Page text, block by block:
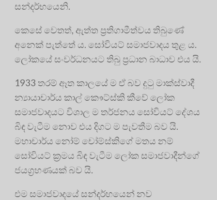
සන්දර්භයෙනි.
කෙසේ වෙතත්, ඇත්ත ප්‍රතිගාමීත්වය තිබුණේ
අනෙක් පැත්තේ ය. සෝවියට් සමාජවාදය තුළ ය.
ලෝකයේ සංවර්ධනයට තිබු ප්‍රධාන බාධාව එය යි.
1933 තරම් ඈත කාලයේ ම ඒ බව දුටු මාක්ස්වාදී
න්‍යායාචාර්ය කාල් කෞට්ස්කි කීවේ ලෝක
සමාජවාදයට විශාල ම තර්ජනය සෝවියට් දේශය
බිඳ වැටීම නොව එය දිගට ම පැවතීම බව යි.
මහාචාර්ය නෝම් චෝම්ස්කිගේ මතය නම්
සෝවියට් ක්‍රමය බිඳ වැටීම ලෝක සමාජවාදීන්ගේ
ජයග්‍රහණයක් බව යි.
එම සමාජවාදයේ සන්දර්භයෙන් නව